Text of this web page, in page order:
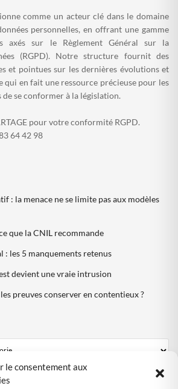
le consentement aux
comme un acteur clé dans le domaine
personnelles, en offrant une gamme
axés sur le Règlement Général sur la
(RGPD). Notre structure fournit des
et pointues sur les dernières évolutions et
qui en fait une ressource précieuse pour les
se conformer à la législation.
pour votre conformité RGPD.
64 42 98
: la menace ne se limite pas aux modèles
que la CNIL recommande
: les 5 manquements retenus
devient une vraie intrusion
preuves conserver en contentieux ?